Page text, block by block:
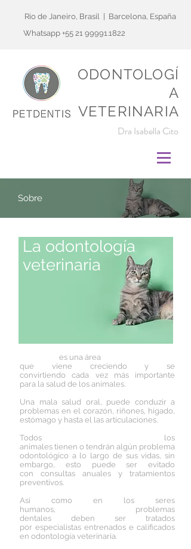
Rio de Janeiro, Brasil | Barcelona, España
Whatsapp +55 21 99991.1822
ODONTOLOGÍ
A
VETERINARIA
Dra Isabella Cito
Sobre
es una área
que viene creciendo y se
convirtiendo cada vez más importante
para la salud de los animales.
Una mala salud oral, puede conduzir a
problemas en el corazón, riñones, hígado,
estómago y hasta el las articulaciones.
Todos los
animales tienen o tendrán algún problema
odontológico a lo largo de sus vidas, sin
embargo, esto puede ser evitado
con consultas anuales y tratamientos
preventivos.
Así como en los seres
humanos, problemas
dentales deben ser tratados
por especialistas entrenados e calificados
en odontología veterinaria.
La odontología
veterinaria